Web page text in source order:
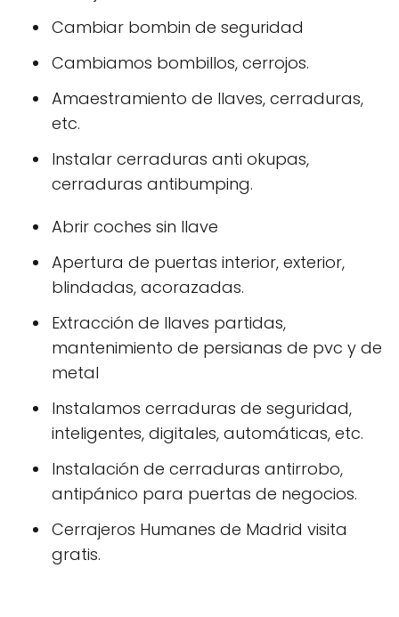
Cambiar bombin de seguridad
Cambiamos bombillos, cerrojos.
Amaestramiento de llaves, cerraduras,
etc.
Instalar cerraduras anti okupas,
cerraduras antibumping.
Abrir coches sin llave
Apertura de puertas interior, exterior,
blindadas, acorazadas.
Extracción de llaves partidas,
mantenimiento de persianas de pvc y de
metal
Instalamos cerraduras de seguridad,
inteligentes, digitales, automáticas, etc.
Instalación de cerraduras antirrobo,
antipánico para puertas de negocios.
Cerrajeros Humanes de Madrid visita
gratis.